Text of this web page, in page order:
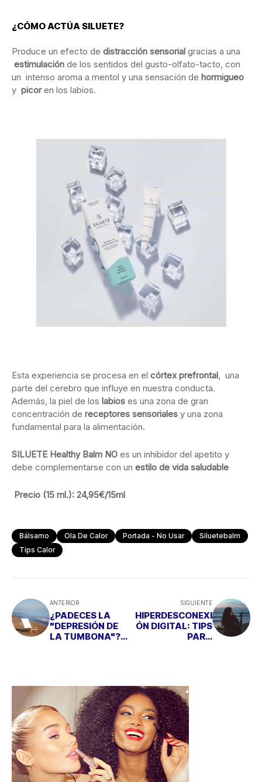
¿CÓMOACTÚASILUETE?
Produce un efecto de distracción sensorial gracias a una
estimulación de los sentidos del gusto-olfato-tacto, con
un intenso aroma a mentol y una sensación de hormigueo
y picoren los labios.
Esta experiencia se procesa en el córtex prefrontal, una
parte del cerebro que influye en nuestra conducta.
Además, la piel de los labios es una zona de gran
concentración de receptores sensoriales y una zona
fundamental para la alimentación.
SILUETE Healthy Balm NO es un inhibidor del apetito y
debe complementarse con un estilo de vida saludable
Precio (15 ml.): 24,95€/15ml
Bálsamo Ola De Calor Portada - No Usar
Siluetebalm
Tips Calor
ANTERIOR
¿PADECES LA
"DEPRESIÓN DE
LA TUMBONA"?
SIGUIENTE
HIPERDESCONEXI
ÓN DIGITAL: TIPS
PARA